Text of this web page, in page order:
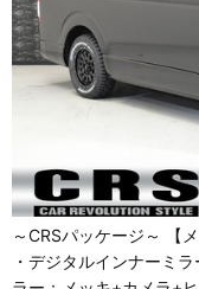
～CRSパッケージ～ 【
・デジタルインナーミ